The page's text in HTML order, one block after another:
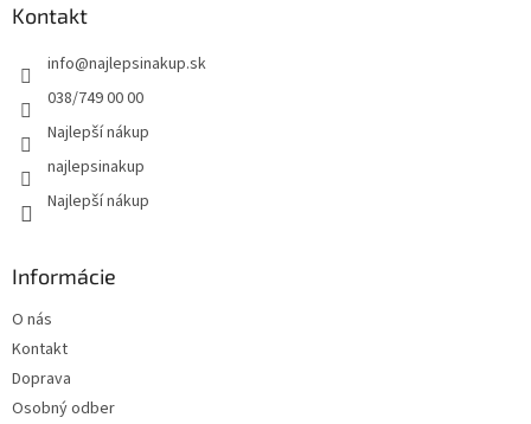
Kontakt
info@najlepsinakup.sk
038/749 00 00
Najlepší nákup
najlepsinakup
Najlepší nákup
Informácie
O nás
Kontakt
Doprava
Osobný odber